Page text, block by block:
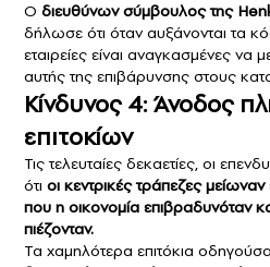
Ο διευθύνων σύμβουλος της
δήλωσε ότι όταν αυξάνονται τα
εταιρείες είναι αναγκασμένες να
αυτής της επιβάρυνσης στους
Κίνδυνος 4: Άνοδος
επιτοκίων
Τις τελευταίες δεκαετίες, οι
ότι οι κεντρικές τράπεζες
που η οικονομία επιβραδυνόταν
πιέζονταν.
Τα χαμηλότερα επιτόκια